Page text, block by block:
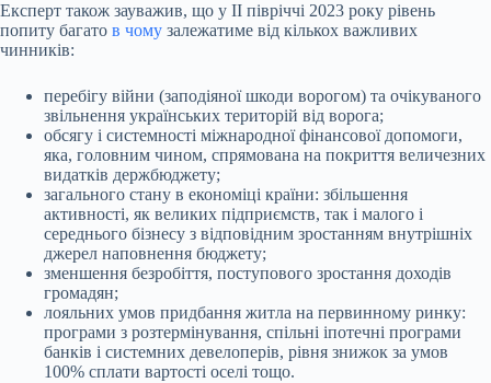
Експерт також зауважив, що у II півріччі 2023 року рівень
попиту багато в чому залежатиме від кількох важливих
чинників:
перебігу війни (заподіяної шкоди ворогом) та очікуваного
звільнення українських територій від ворога;
обсягу і системності міжнародної фінансової допомоги,
яка, головним чином, спрямована на покриття величезних
видатків держбюджету;
загального стану в економіці країни: збільшення
активності, як великих підприємств, так і малого і
середнього бізнесу з відповідним зростанням внутрішніх
джерел наповнення бюджету;
зменшення безробіття, поступового зростання доходів
громадян;
лояльних умов придбання житла на первинному ринку:
програми з розтермінування, спільні іпотечні програми
банків і системних девелоперів, рівня знижок за умов
100% сплати вартості оселі тощо.